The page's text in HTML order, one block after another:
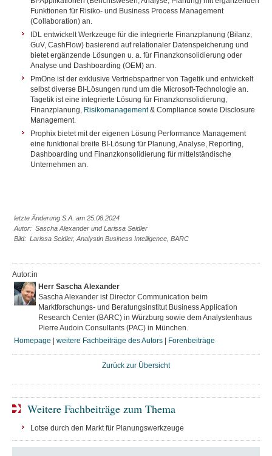
Funktionen für Risiko- und Business Process Management
(Collaboration) an.
IDL entwickelt Werkzeuge für die integrierte Finanzplanung (Bilanz,
GuV, CashFlow) basierend auf relationaler Datenspeicherung und
bietet ergänzende Lösungen u. a. für Finanzkonsolidierung oder
Analyse und Dashboarding (OEM) an.
PmOne ist der exklusive Vertriebspartner von Tagetik und entwickelt
selbst diverse BI-Lösungen rund um die Microsoft-Technologie an.
Tagetik ist eine integrierte Lösung für Finanzkonsolidierung,
Finanzplanung, Risikomanagement& Compliance sowie Disclosure
Management.
Prophix bietet mit der eigenen Lösung Performance Management
eine funktional breite BI-Lösung für Planung, Analyse, Reporting,
Dashboarding und Finanzkonsolidierung für mittelständische
Unternehmen an.
letzte Änderung S.A. am 25.08.2024
Autor: Sascha Alexander und Larissa Seidler
Bild: Larissa Seidler, Analystin Business Intelligence, BARC
Autor:in
Herr Sascha Alexander
Sascha Alexander ist Director Communication beim
Marktforschungs- und Beratungsinstitut Business Application
Research Center (BARC) in Würzburg sowie dem Analystenhaus
Pierre Audoin Consultants (PAC) in München.
Homepage
weitere Fachbeiträge des Autors Forenbeiträge
Zurück zur Übersicht
Weitere Fachbeiträge zum Thema
Lotse durch den Markt für Planungswerkzeuge